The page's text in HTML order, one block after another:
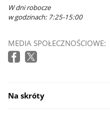
W dni robocze
w godzinach: 7:25-15:00
MEDIA SPOŁECZNOŚCIOWE:
Na skróty